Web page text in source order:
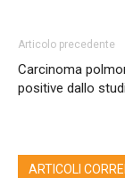
Articolo precedente
Carcinoma
positive dallo
ARTICOLI